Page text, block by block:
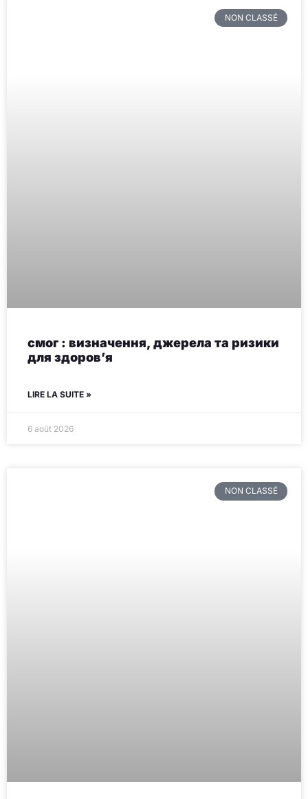
NON CLASSÉ
смог : визначення, джерела та ризики
для здоров’я
LIRE LA SUITE »
6 août 2026
NON CLASSÉ